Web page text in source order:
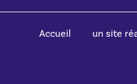
Accueil un site